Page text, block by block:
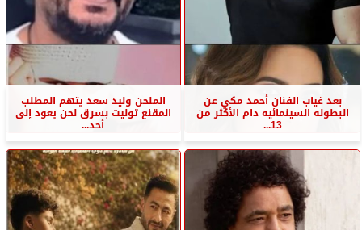
بعد غياب الفنان أحمد مكي عن
البطوله السينمائيه دام الأكثر من
13...
الملحن وليد سعد يتهم المطلب
المقنع توليت بسرق لحن يعود إلى
أحد...